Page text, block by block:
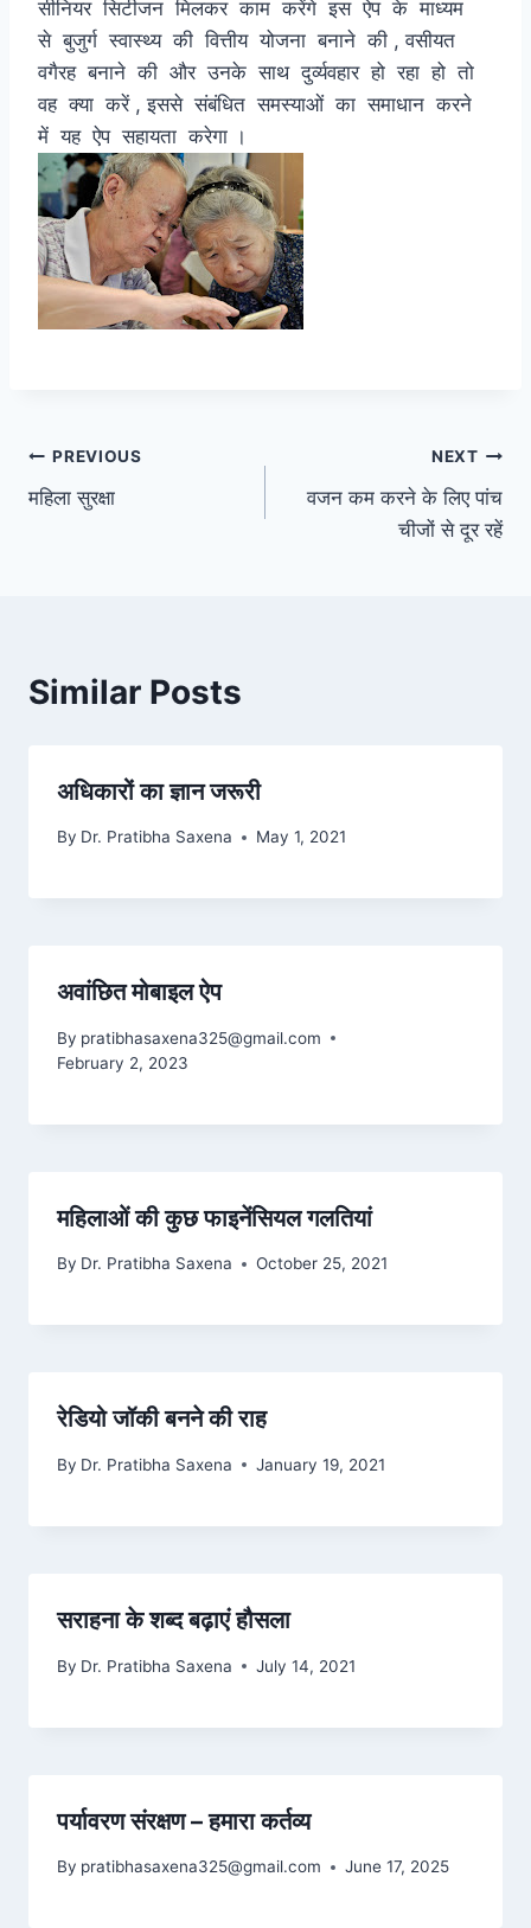
सीनियर सिटीजन मिलकर काम करेंगे इस ऐप के माध्यम
से बुजुर्ग स्वास्थ्य की वित्तीय योजना बनाने की , वसीयत
वगैरह बनाने की और उनके साथ दुर्व्यवहार हो रहा हो तो
वह क्या करें , इससे संबंधित समस्याओं का समाधान करने
में यह ऐप सहायता करेगा ।
Post
navigation
PREVIOUS
महिला सुरक्षा
NEXT
वजन कम करने के लिए पांच
चीजों से दूर रहें
Similar Posts
अधिकारों का ज्ञान जरूरी
By Dr. Pratibha Saxena May 1, 2021
अवांछित मोबाइल ऐप
By pratibhasaxena325@gmail.com
February 2, 2023
महिलाओं की कुछ फाइनेंसियल गलतियां
By Dr. Pratibha Saxena October 25, 2021
रेडियो जॉकी बनने की राह
By Dr. Pratibha Saxena January 19, 2021
सराहना के शब्द बढ़ाएं हौसला
By Dr. Pratibha Saxena July 14, 2021
पर्यावरण संरक्षण – हमारा कर्तव्य
By pratibhasaxena325@gmail.com June 17, 2025